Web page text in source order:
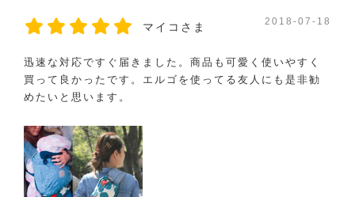
マイコさま 2018-07-18
迅速な対応ですぐ届きました。商品も可愛く使いやすく
買って良かったです。エルゴを使ってる友人にも是非勧
めたいと思います。